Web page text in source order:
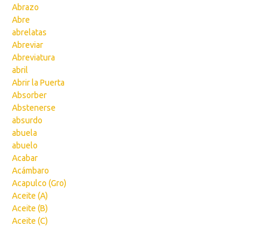
Abrazo
Abre
abrelatas
Abreviar
Abreviatura
abril
Abrir la Puerta
Absorber
Abstenerse
absurdo
abuela
abuelo
Acabar
Acámbaro
Acapulco (Gro)
Aceite (A)
Aceite (B)
Aceite (C)